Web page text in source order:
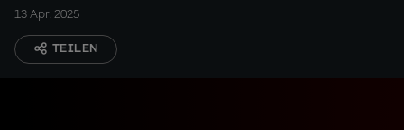
13 Apr. 2025
TEILEN